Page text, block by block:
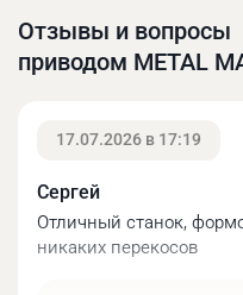
Отзывы и
приводом METAL
17.07.2026 в 17:19
Сергей
Отличный станок,
никаких перекосов